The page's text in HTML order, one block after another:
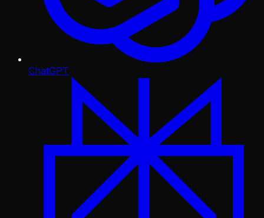
ChatGPT